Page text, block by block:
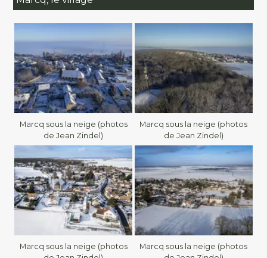
Marcq sous la neige (photos
de Jean Zindel)
Marcq sous la neige (photos
de Jean Zindel)
Marcq sous la neige (photos
Marcq sous la neige (photos